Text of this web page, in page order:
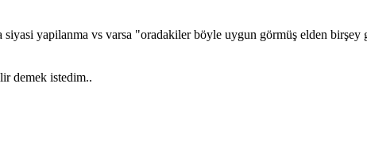
yapilanma vs varsa "oradakiler böyle uygun görmüş elden
demek istedim..